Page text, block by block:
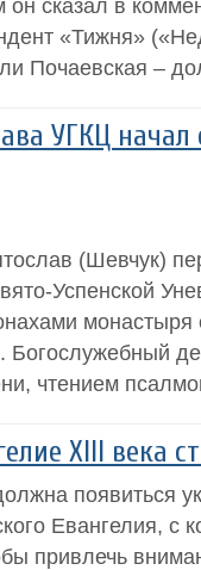
сказал в
«Тижня»
Почаевская –
УГКЦ
(Шевчук)
Успенской
Богослужебный
чтением
XIII века
появиться
Евангелия, с
привлечь